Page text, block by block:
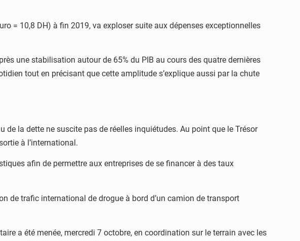
= 10,8 DH) à fin 2019, va exploser suite aux dépenses exceptionnelles
une stabilisation autour de 65% du PIB au cours des quatre dernières
tout en précisant que cette amplitude s’explique aussi par la chute
de la dette ne suscite pas de réelles inquiétudes. Au point que le Trésor
à l’international.
afin de permettre aux entreprises de se financer à des taux
de trafic international de drogue à bord d’un camion de transport
a été menée, mercredi 7 octobre, en coordination sur le terrain avec les